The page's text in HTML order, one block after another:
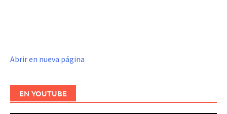
Abrir en nueva página
EN YOUTUBE